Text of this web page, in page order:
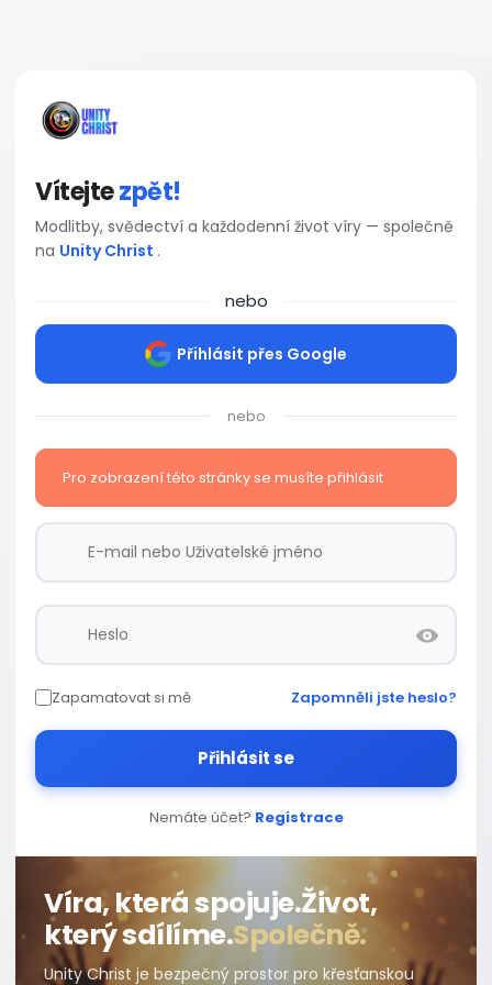
Vítejtezpět!
Modlitby, svědectví a každodenní život víry — společně
na Unity Christ .
nebo
Přihlásit přes Google
nebo
Pro zobrazení této stránky se musíte přihlásit
Zapamatovat si mě Zapomněli jste heslo?
Přihlásit se
Nemáte účet? Registrace
Víra, která spojuje.Život,
který sdílíme.Společně.
Unity Christ je bezpečný prostor pro křesťanskou